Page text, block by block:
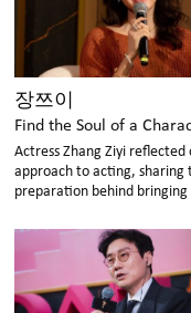
장쯔이
Find the Soul of a
Actress Zhang Ziyi reflected
approach to acting, sharing
preparation behind bringing